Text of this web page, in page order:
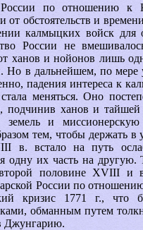
по отношению к
от обстоятельств и
калмыцких войск для
России не
ханов и нойонов лишь
Но в дальнейшем, по мере
падения интереса к
меняться. Оно
подчинив ханов и тайшей
земель и миссионерскую
тем, чтобы держать в
в. встало на путь
одну их часть на
половине XVIII и
России по
кризис 1771 г.,
обманным путем
Джунгарию.